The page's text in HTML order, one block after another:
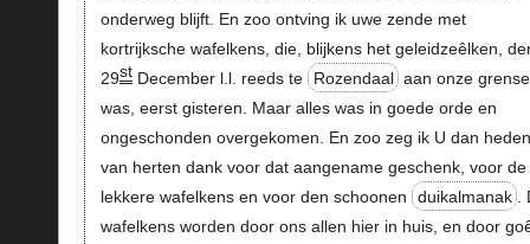
onderweg blijft. En zoo ontving ik uwe zende met
kortrijksche wafelkens, die, blijkens het geleidzeêlken,
29stDecember l.l. reeds te Rozendaal aan onze
was, eerst gisteren. Maar alles was in goede orde en
ongeschonden overgekomen. En zoo zeg ik U dan heden
van herten dank voor dat aangename geschenk, voor de
lekkere wafelkens en voor den schoonen
duikalmanak
wafelkens worden door ons allen hier in huis, en door